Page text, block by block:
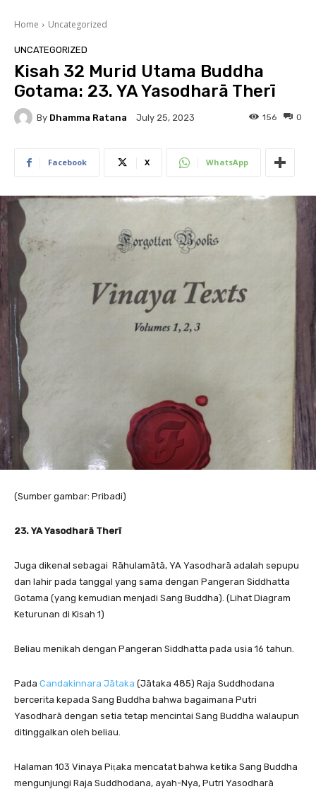
Home Uncategorized
UNCATEGORIZED
Kisah 32 Murid Utama Buddha
Gotama: 23. YA Yasodharā Therī
By Dhamma Ratana July 25, 2023 0
156
Facebook X WhatsApp
(Sumber gambar: Pribadi)
23. YA Yasodharā Therī
Juga dikenal sebagai Rāhulamātā, YA Yasodharā adalah sepupu
dan lahir pada tanggal yang sama dengan Pangeran Siddhatta
Gotama (yang kemudian menjadi Sang Buddha). (Lihat Diagram
Keturunan di Kisah 1)
Beliau menikah dengan Pangeran Siddhatta pada usia 16 tahun.
Pada Candakinnara Jātaka (Jātaka 485) Raja Suddhodana
bercerita kepada Sang Buddha bahwa bagaimana Putri
Yasodharā dengan setia tetap mencintai Sang Buddha walaupun
ditinggalkan oleh beliau.
Halaman 103 Vinaya Piṭaka mencatat bahwa ketika Sang Buddha
mengunjungi Raja Suddhodana, ayah-Nya, Putri Yasodharā